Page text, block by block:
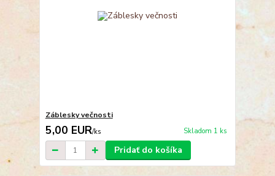
Záblesky večnosti
5,00 EUR/ks Skladom 1 ks
Pridať do košíka